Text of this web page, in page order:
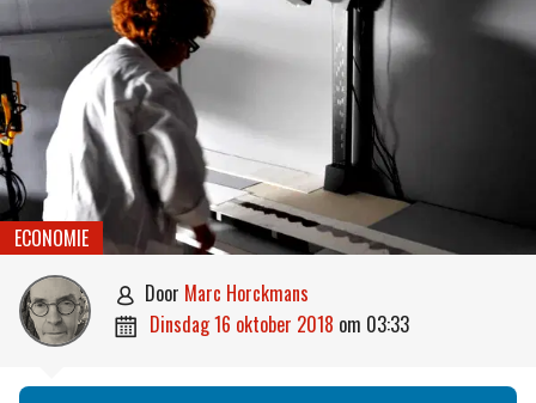
ECONOMIE
 door Marc Horckmans
 dinsdag 16 oktober 2018 om 03:33